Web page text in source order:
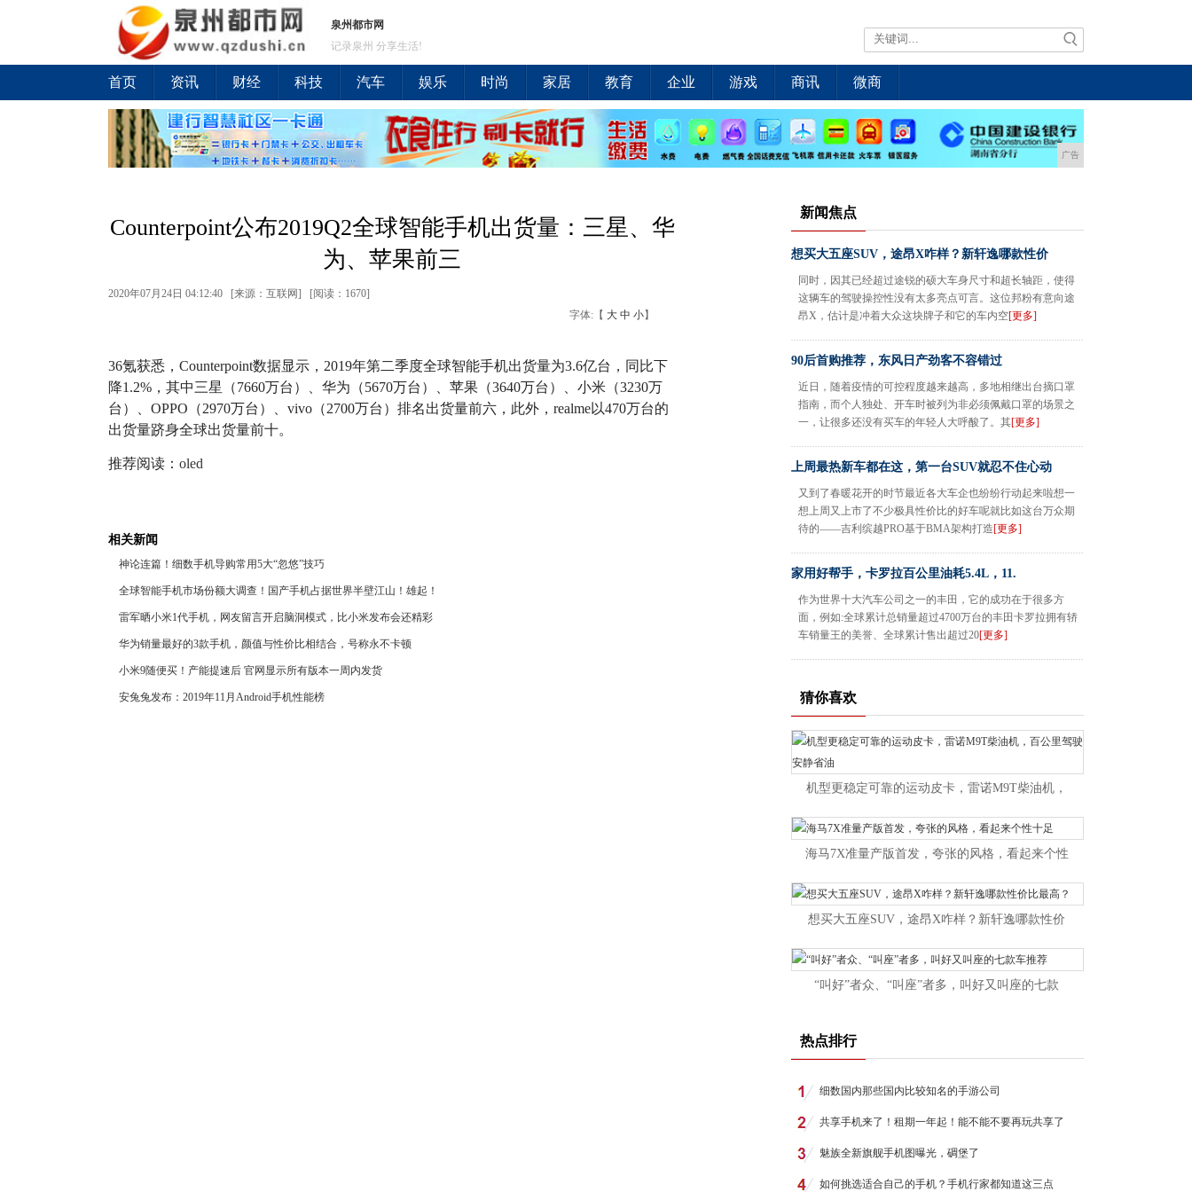
泉州都市网
记录泉州 分享生活!
首页 资讯 财经 科技 汽车 娱乐 时尚 家居 教育 企业 游戏 商讯 微商
广告
Counterpoint公布2019Q2全球智能手机出货量：三星、华
为、苹果前三
2020年07月24日 04:12:40 [来源：互联网] [阅读：1670]
字体:【 大 中 小】
36氪获悉，Counterpoint数据显示，2019年第二季度全球智能手机出货量为3.6亿台，同比下
降1.2%，其中三星（7660万台）、华为（5670万台）、苹果（3640万台）、小米（3230万
台）、OPPO（2970万台）、vivo（2700万台）排名出货量前六，此外，realme以470万台的
出货量跻身全球出货量前十。
推荐阅读： oled
相关新闻
神论连篇！细数手机导购常用5大“忽悠”技巧
全球智能手机市场份额大调查！国产手机占据世界半壁江山！雄起！
雷军晒小米1代手机，网友留言开启脑洞模式，比小米发布会还精彩
华为销量最好的3款手机，颜值与性价比相结合，号称永不卡顿
小米9随便买！产能提速后 官网显示所有版本一周内发货
安兔兔发布：2019年11月Android手机性能榜
新闻焦点
想买大五座SUV，途昂X咋样？新轩逸哪款性价
同时，因其已经超过途锐的硕大车身尺寸和超长轴距，使得
这辆车的驾驶操控性没有太多亮点可言。这位邦粉有意向途
昂X，估计是冲着大众这块牌子和它的车内空[更多]
90后首购推荐，东风日产劲客不容错过
近日，随着疫情的可控程度越来越高，多地相继出台摘口罩
指南，而个人独处、开车时被列为非必须佩戴口罩的场景之
一，让很多还没有买车的年轻人大呼酸了。其[更多]
上周最热新车都在这，第一台SUV就忍不住心动
又到了春暖花开的时节最近各大车企也纷纷行动起来啦想一
想上周又上市了不少极具性价比的好车呢就比如这台万众期
待的——吉利缤越PRO基于BMA架构打造[更多]
家用好帮手，卡罗拉百公里油耗5.4L，11.
作为世界十大汽车公司之一的丰田，它的成功在于很多方
面，例如:全球累计总销量超过4700万台的丰田卡罗拉拥有轿
车销量王的美誉、全球累计售出超过20[更多]
猜你喜欢
机型更稳定可靠的运动皮卡，雷诺M9T柴油机，
海马7X准量产版首发，夸张的风格，看起来个性
想买大五座SUV，途昂X咋样？新轩逸哪款性价
“叫好”者众、“叫座”者多，叫好又叫座的七款
热点排行
细数国内那些国内比较知名的手游公司
共享手机来了！租期一年起！能不能不要再玩共享了
魅族全新旗舰手机图曝光，碉堡了
如何挑选适合自己的手机？手机行家都知道这三点